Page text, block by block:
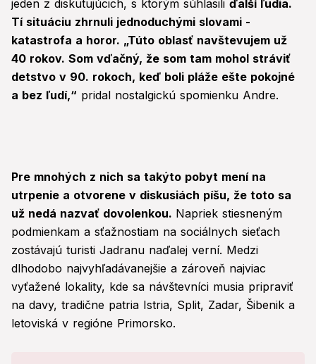
jeden z diskutujúcich, s ktorým súhlasili ďalší ľudia.
Tí situáciu zhrnuli jednoduchými slovami -
katastrofa a horor. „Túto oblasť navštevujem už
40 rokov. Som vďačný, že som tam mohol stráviť
detstvo v 90. rokoch, keď boli pláže ešte pokojné
a bez ľudí,“ pridal nostalgickú spomienku Andre.
Pre mnohých z nich sa takýto pobyt mení na
utrpenie a otvorene v diskusiách píšu, že toto sa
už nedá nazvať dovolenkou. Napriek stiesneným
podmienkam a sťažnostiam na sociálnych sieťach
zostávajú turisti Jadranu naďalej verní. Medzi
dlhodobo najvyhľadávanejšie a zároveň najviac
vyťažené lokality, kde sa návštevníci musia pripraviť
na davy, tradične patria Istria, Split, Zadar, Šibenik a
letoviská v regióne Primorsko.